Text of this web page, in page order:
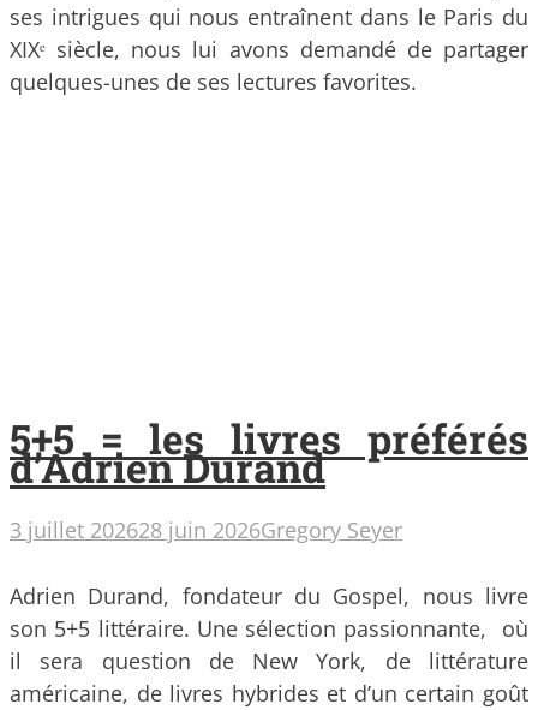
ses intrigues qui nous entraînent dans le Paris du
XIXᵉ siècle, nous lui avons demandé de partager
quelques-unes de ses lectures favorites.
5+5 = les livres préférés
d’Adrien Durand
3 juillet 202628 juin 2026Gregory Seyer
Adrien Durand, fondateur du Gospel, nous livre
son 5+5 littéraire. Une sélection passionnante, où
il sera question de New York, de littérature
américaine, de livres hybrides et d’un certain goût